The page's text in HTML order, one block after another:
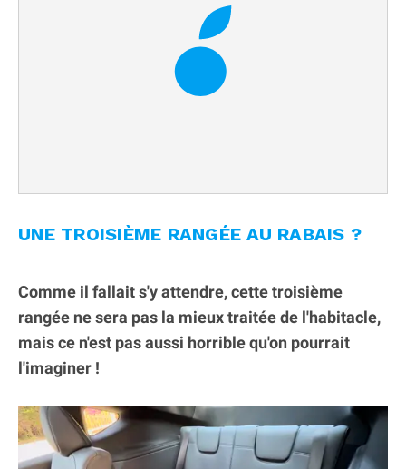
UNE TROISIÈME RANGÉE AU RABAIS ?
Comme il fallait s'y attendre, cette troisième
rangée ne sera pas la mieux traitée de l'habitacle,
mais ce n'est pas aussi horrible qu'on pourrait
l'imaginer !